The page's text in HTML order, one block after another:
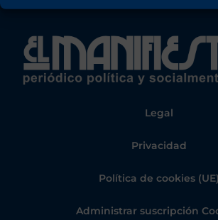
Legal
Privacidad
Política de cookies (UE)
Administrar suscripción